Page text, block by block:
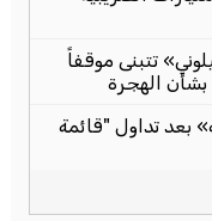
تتبنى موقفاً
بشأن الهجرة
بعد تداول "قائمة